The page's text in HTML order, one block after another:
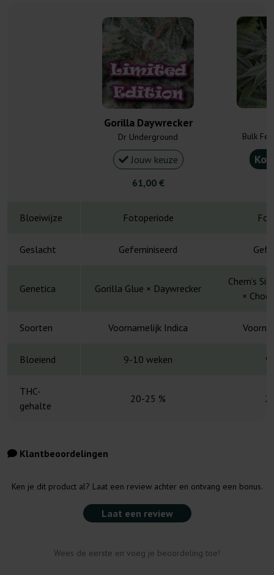
Gorilla Daywrecker
Dr Underground
Jouw keuze
61,00 €
Bulk
Bloeiwijze Fotoperiode
Geslacht Gefeminiseerd
Genetica Gorilla Glue × Daywrecker
Chem’s
×
Soorten Voornamelijk Indica
Bloeiend 9-10 weken 9
THC-
gehalte
20-25 %
Klantbeoordelingen
Ken je dit product al? Laat een review achter en ontvang een bonus.
Laat een review
Wees de eerste en voeg je beoordeling toe!